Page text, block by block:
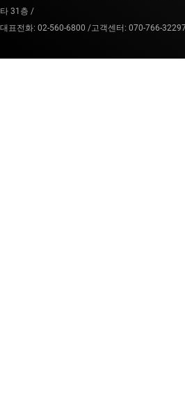
타 31층 /
대표전화: 02-560-6800 /고객센터: 070-766-